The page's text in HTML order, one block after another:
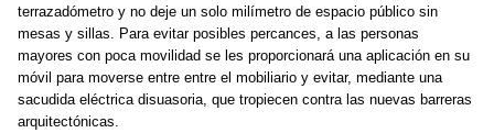
terrazadómetro y no deje un solo milímetro de espacio público sin
mesas y sillas. Para evitar posibles percances, a las personas
mayores con poca movilidad se les proporcionará una aplicación en su
móvil para moverse entre entre el mobiliario y evitar, mediante una
sacudida eléctrica disuasoria, que tropiecen contra las nuevas barreras
arquitectónicas.